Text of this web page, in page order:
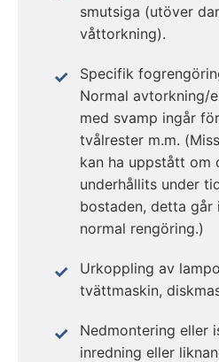
smutsiga (utöver
våttorkning).
Specifik
Normal avtorkning/
med svamp ingår
tvålrester m.m.
kan ha uppstått om
underhållits under
bostaden, detta
normal rengöring.)
Urkoppling av
tvättmaskin,
Nedmontering eller
inredning eller